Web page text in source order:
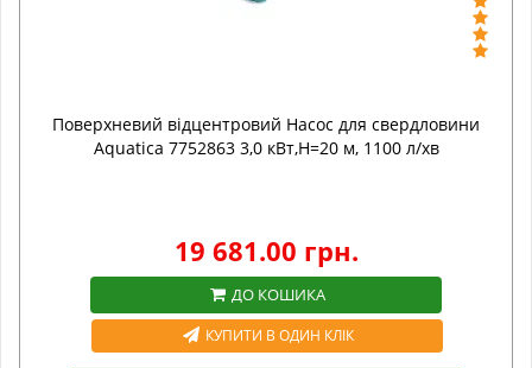
Поверхневий відцентровий Насос для свердловини
Aquatica 7752863 3,0 кВт,H=20 м, 1100 л/хв
19 681.00 грн.
ДО КОШИКА
КУПИТИ В ОДИН КЛІК